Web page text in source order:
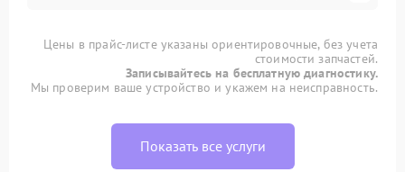
Цены в прайс-листе указаны ориентировочные, без учета
стоимости запчастей.
Записывайтесь на бесплатную диагностику.
Мы проверим ваше устройство и укажем на неисправность.
Показать все услуги